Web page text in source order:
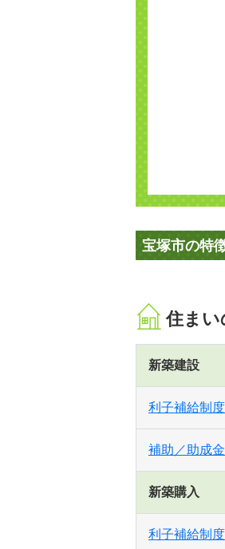
宝塚市の特
住まい
新築建設
利子補給制度
補助／助成
新築購入
利子補給制度